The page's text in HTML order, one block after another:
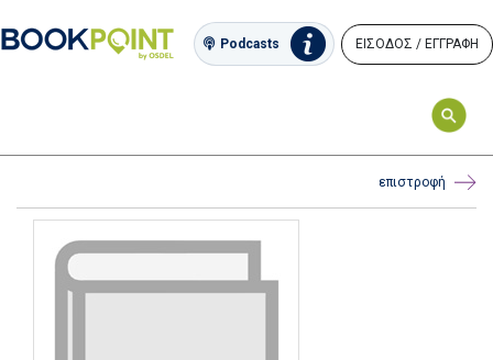
Podcasts ΕΙΣΟΔΟΣ / ΕΓΓΡΑΦΗ
επιστροφή